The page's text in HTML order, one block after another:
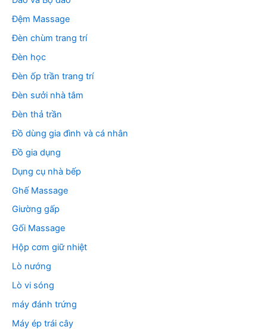
Đệm Massage
Đèn chùm trang trí
Đèn học
Đèn ốp trần trang trí
Đèn sưởi nhà tắm
Đèn thả trần
Đồ dùng gia đình và cá nhân
Đồ gia dụng
Dụng cụ nhà bếp
Ghế Massage
Giường gấp
Gối Massage
Hộp cơm giữ nhiệt
Lò nướng
Lò vi sóng
máy đánh trứng
Máy ép trái cây